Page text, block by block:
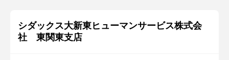
シダックス大新東ヒューマンサービス株式会
社 東関東支店